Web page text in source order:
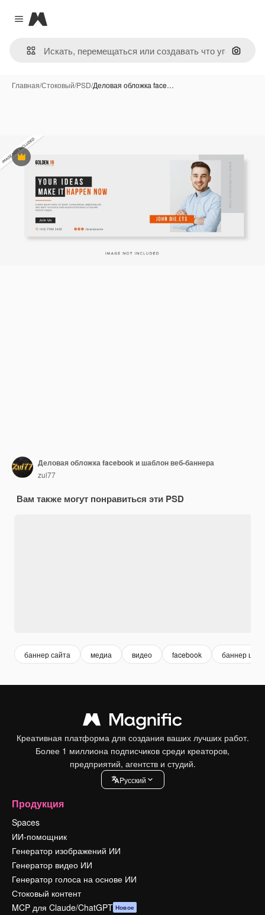
Close menu
Magnific
Поиск
Главная/Стоковый/PSD/Деловая обложка face…
Премиум
Деловая обложка facebook и шаблон веб-баннера
zul77
Вам также могут понравиться эти PSD
баннер сайта медиа видео facebook баннер
Креативная платформа для создания ваших лучших работ.
Более 1 миллиона подписчиков среди креаторов,
предприятий, агентств и студий.
Pусский
Продукция
Spaces
ИИ-помощник
Генератор изображений ИИ
Генератор видео ИИ
Генератор голоса на основе ИИ
Стоковый контент
MCP для Claude/ChatGPT Новое